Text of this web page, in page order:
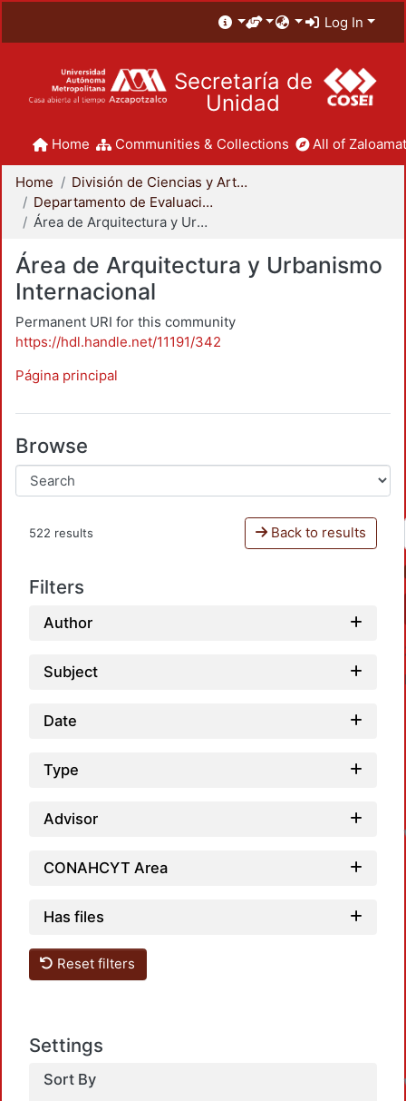
Log In
Secretaría de
Unidad
Home Communities & Collections All of
Home
División de Ciencias y Artes para el Diseño
Departamento de Evaluación del Diseño en el Tiempo
Área de Arquitectura y Urbanismo Internacional
Área de Arquitectura y Urbanismo
Internacional
Permanent URI for this community
https://hdl.handle.net/11191/342
Página principal
Browse
522 results Back to results
Filters
Author
Subject
Date
Type
Advisor
CONAHCYT Area
Has files
Reset filters
Settings
Sort By